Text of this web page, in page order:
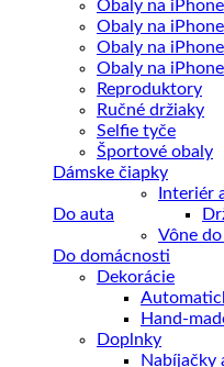
Obaly na
Obaly na
Obaly na
Obaly na
Reproduktory
Ručné držiaky
Selfie tyče
Športové obaly
Dámske čiapky
Do auta
Interiér
Vône
Do domácnosti
Dekorácie
Hand-
Doplnky
Nabíjačky